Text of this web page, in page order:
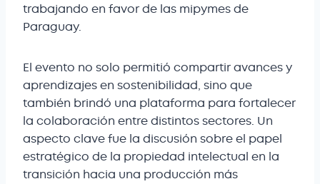
trabajando en favor de las mipymes de
Paraguay.
El evento no solo permitió compartir avances y
aprendizajes en sostenibilidad, sino que
también brindó una plataforma para fortalecer
la colaboración entre distintos sectores. Un
aspecto clave fue la discusión sobre el papel
estratégico de la propiedad intelectual en la
transición hacia una producción más